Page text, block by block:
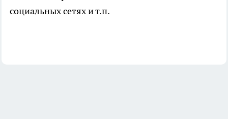
социальных сетях и т.п.